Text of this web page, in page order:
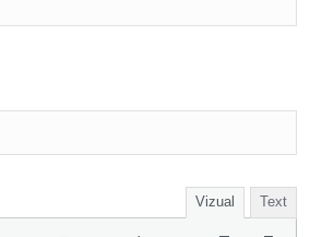
Vizual Text